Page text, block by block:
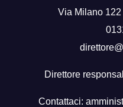
Via Milano
Direttore
Contattaci: